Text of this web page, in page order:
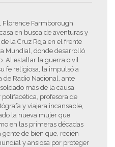
Florence Farmborough
en busca de aventuras y
la Cruz Roja en el frente
Mundial, donde desarrolló
Al estallar la guerra civil
fe religiosa, la impulsó a
Radio Nacional, ante
más de la causa
profesora de
y viajera incansable,
la nueva mujer que
en las primeras décadas
de bien que, recién
y ansiosa por proteger